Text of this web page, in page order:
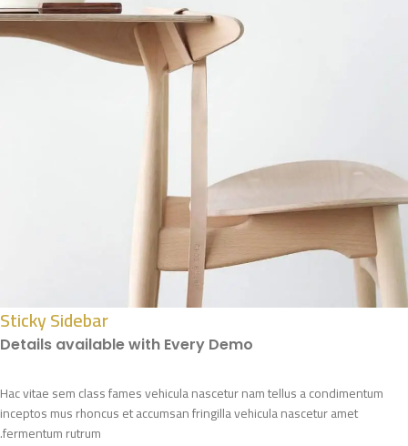
Sticky Sidebar
Details available with Every Demo
Hac vitae sem class fames vehicula nascetur nam tellus a condimentum
inceptos mus rhoncus et accumsan fringilla vehicula nascetur amet
fermentum rutrum.